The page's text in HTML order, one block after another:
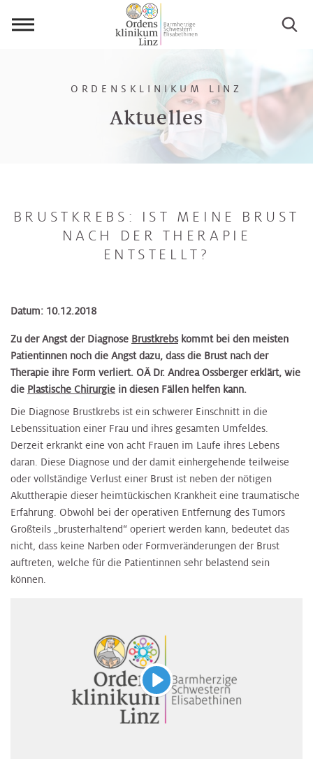
Aktuelles
ORDENSKLINIKUM LINZ
BRUSTKREBS: IST MEINE BRUST
NACH DER THERAPIE
ENTSTELLT?
Datum: 10.12.2018
Zu der Angst der Diagnose Brustkrebs kommt bei den meisten
Patientinnen noch die Angst dazu, dass die Brust nach der
Therapie ihre Form verliert. OÄ Dr. Andrea Ossberger erklärt, wie
die Plastische Chirurgie in diesen Fällen helfen kann.
Die Diagnose Brustkrebs ist ein schwerer Einschnitt in die
Lebenssituation einer Frau und ihres gesamten Umfeldes.
Derzeit erkrankt eine von acht Frauen im Laufe ihres Lebens
daran. Diese Diagnose und der damit einhergehende teilweise
oder vollständige Verlust einer Brust ist neben der nötigen
Akuttherapie dieser heimtückischen Krankheit eine traumatische
Erfahrung. Obwohl bei der operativen Entfernung des Tumors
Großteils „brusterhaltend“ operiert werden kann, bedeutet das
nicht, dass keine Narben oder Formveränderungen der Brust
auftreten, welche für die Patientinnen sehr belastend sein
können.
Abspielen